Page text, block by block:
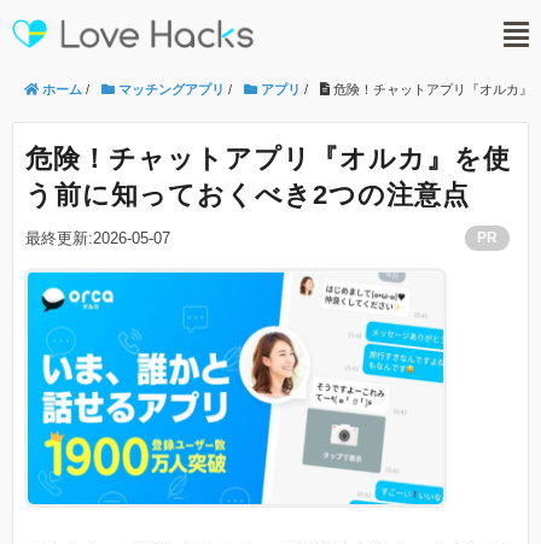
ホーム / マッチングアプリ / アプリ / 危険！チャットアプリ『オルカ』
危険！チャットアプリ『オルカ』を使
う前に知っておくべき2つの注意点
最終更新:2026-05-07 PR